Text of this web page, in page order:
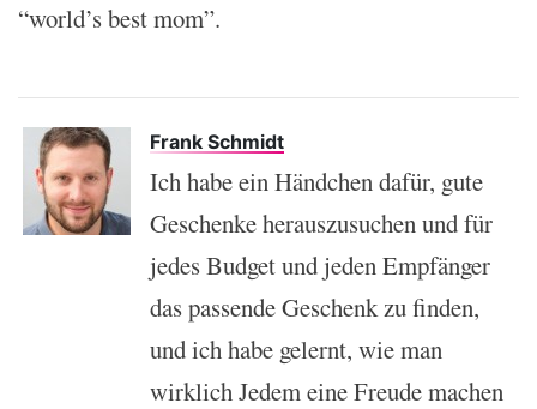
“world’s best mom”.
Frank Schmidt
Ich habe ein Händchen dafür, gute
Geschenke herauszusuchen und für
jedes Budget und jeden Empfänger
das passende Geschenk zu finden,
und ich habe gelernt, wie man
wirklich Jedem eine Freude machen